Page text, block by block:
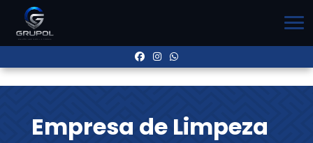
Empresa de Limpeza